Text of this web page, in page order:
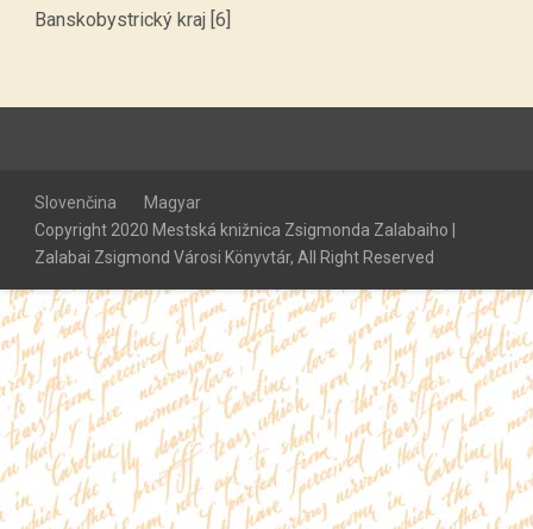
Banskobystrický kraj [6]
Slovenčina
Magyar
Copyright 2020 Mestská knižnica Zsigmonda Zalabaiho |
Zalabai Zsigmond Városi Könyvtár, All Right Reserved